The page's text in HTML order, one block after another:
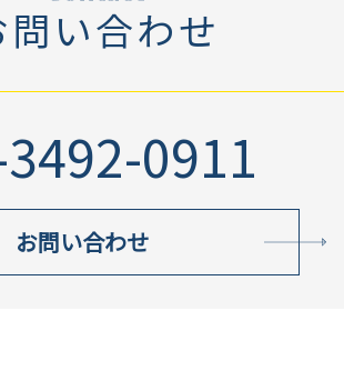
問い合わせ
0911
お問い合わせ